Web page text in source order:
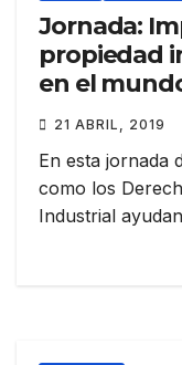
Jornada:
propiedad
en el
21 ABRIL, 2019
En esta jornada
como los
Industrial